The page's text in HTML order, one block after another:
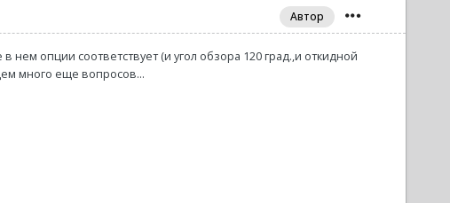
Автор
опции соответствует (и угол обзора 120 град.,и откидной
много еще вопросов...